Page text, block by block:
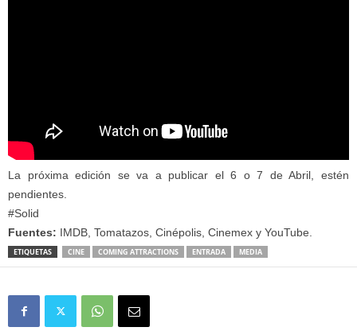
La próxima edición se va a publicar el 6 o 7 de Abril, estén
pendientes.
#Solid
Fuentes: IMDB, Tomatazos, Cinépolis, Cinemex y YouTube.
ETIQUETAS CINE COMING ATTRACTIONS ENTRADA MEDIA